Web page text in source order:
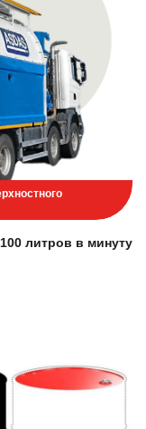
литров в минуту